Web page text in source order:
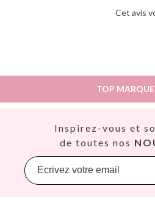
Cet avis
TOP
Banwood
BIBS
Inspirez-vous et
de toutes nos